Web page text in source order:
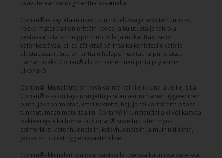
saavutetaan väripigmenttiä lisäämällä.
Corian®:ia käytetään usein suunnittelussa ja arkkitehtuurissa,
koska materiaali on erittäin kovaa ja kulutusta ja tahroja
kestävää, sitä on helppo muotoilla ja mukauttaa, se on
valonkestävää, eli se säilyttää värinsä kaikenlaiselle valolle
altistuessaan. Sitä on erittäin helppo huoltaa ja puhdistaa.
Tämän lisäksi Corian®:illa on samettinen pinta ja ylellinen
ulkonäkö.
Corian®-ikkunalauta on hyvä valinta kaikille ikkuna-alueille, sillä
Corian®:issa on täysin suljettu ja siten äärimmäisen hygieeninen
pinta, joka varmistaa, ettei nesteitä, hajuja tai väriaineita pääse
tunkeutumaan materiaaliin. Corian®-ikkunalaudalla ei voi kasvaa
bakteereja eikä hometta. Corian® soveltuu siten myös
esimerkiksi lastenhuoneisiin, kylpyhuoneisiin ja muihin tiloihin,
joissa on suuret hygieniavaatimukset.
Corian®-ikkunalautoja ovat saatavilla useissa kauniissa väreissä,